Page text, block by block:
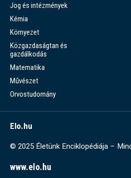
Jog és intézmények
Kémia
Környezet
Közgazdaságtan és
gazdálkodás
Matematika
Művészet
Orvostudomány
Elo.hu
© 2025 Életünk Enciklopédiája –
www.elo.hu